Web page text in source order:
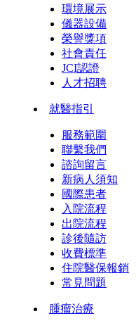
環境展示
儀器設備
榮譽獎項
社會責任
JCI認證
人才招聘
就醫指引
服務範圍
聯繫我們
諮詢留言
新病人須知
國際患者
入院流程
出院流程
診後隨訪
收費標準
住院醫保報銷
常見問題
腫瘤治療